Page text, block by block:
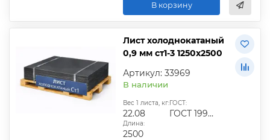
В корзину
Лист холоднокатаный
0,9 мм ст1-3 1250х2500
Артикул: 33969
В наличии
Вес 1 листа, кг:
22.08
ГОСТ:
ГОСТ 19904-90
Длина:
2500